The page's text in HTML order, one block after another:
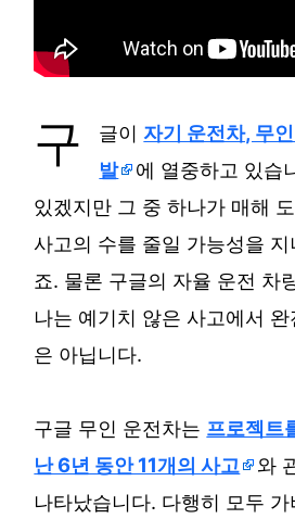
구 글이 자기 운전차, 무
발
에 열중하고 있습
있겠지만 그 중 하나가 매해
사고의 수를 줄일 가능성을
죠. 물론 구글의 자율 운전 차
나는 예기치 않은 사고에서
은 아닙니다.
구글 무인 운전차는 프로젝트
난 6년 동안 11개의 사고
와
나타났습니다. 다행히 모두